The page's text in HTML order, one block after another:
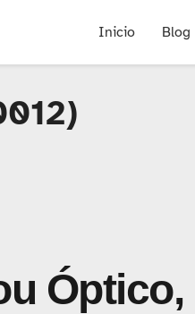
Inicio Blog
Óptico,